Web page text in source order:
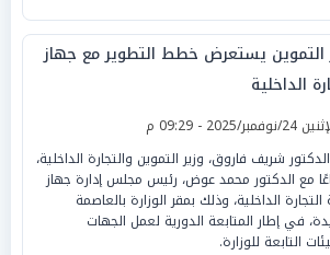
التموين يستعرض خطط التطوير مع جهاز
الداخلية
نوفمبر/2025 - 09:29 م
شريف فاروق، وزير التموين والتجارة الداخلية،
مع الدكتور محمد عوض، رئيس مجلس إدارة جهاز
التجارة الداخلية، وذلك بمقر الوزارة بالعاصمة
في إطار المتابعة الدورية لعمل الجهات
التابعة للوزارة.